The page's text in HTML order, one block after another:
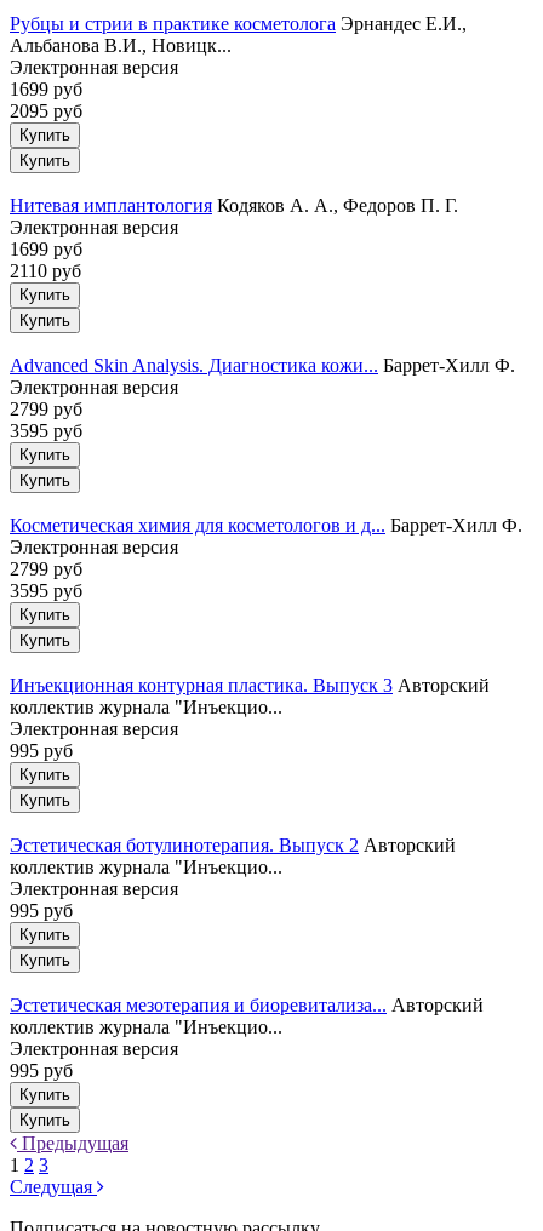
Рубцы и стрии в практике косметолога Эрнандес Е.И.,
Альбанова В.И., Новицк...
Электронная версия
1699 руб
2095 руб
Купить
Нитевая имплантология Кодяков А. А., Федоров П. Г.
Электронная версия
1699 руб
2110 руб
Купить
Advanced Skin Analysis. Диагностика кожи... Баррет-Хилл Ф.
Электронная версия
2799 руб
3595 руб
Купить
Косметическая химия для косметологов и д... Баррет-Хилл Ф.
Электронная версия
2799 руб
3595 руб
Купить
Инъекционная контурная пластика. Выпуск 3 Авторский
коллектив журнала "Инъекцио...
Электронная версия
995 руб
Купить
Эстетическая ботулинотерапия. Выпуск 2 Авторский
коллектив журнала "Инъекцио...
Электронная версия
995 руб
Купить
Эстетическая мезотерапия и биоревитализа... Авторский
коллектив журнала "Инъекцио...
Электронная версия
995 руб
Купить
Предыдущая
1 2 3
Следущая